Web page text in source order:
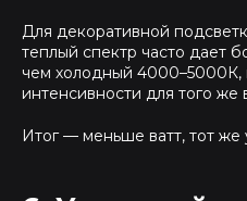
Для декоративной
теплый спектр часто дает
чем холодный
интенсивности для того же
Итог — меньше ватт, тот же